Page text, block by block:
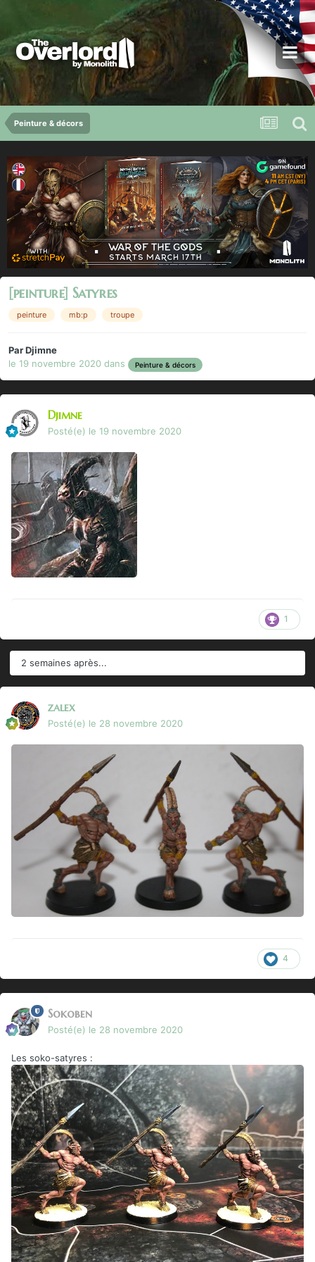
Peinture & décors
[peinture] Satyres
peinture mb:p troupe
ParDjimne
le 19 novembre 2020 dans Peinture & décors
Djimne
Posté(e) le 19 novembre 2020
1
2 semaines après...
zalex
Posté(e) le 28 novembre 2020
4
Sokoben
Posté(e) le 28 novembre 2020
Les soko-satyres :